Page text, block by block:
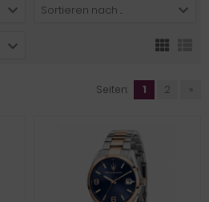
Sortieren nach ...
Seiten: 1 2 »